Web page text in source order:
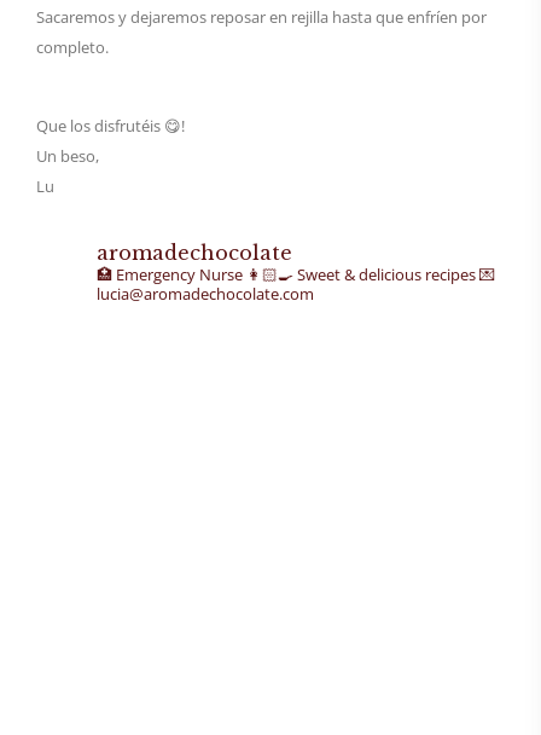
Sacaremos y dejaremos reposar en rejilla hasta que enfríen por
completo.
Que los disfrutéis 😋!
Un beso,
Lu
aromadechocolate
🏥 Emergency Nurse 👩🏻‍🍳 Sweet & delicious recipes💌
lucia@aromadechocolate.com